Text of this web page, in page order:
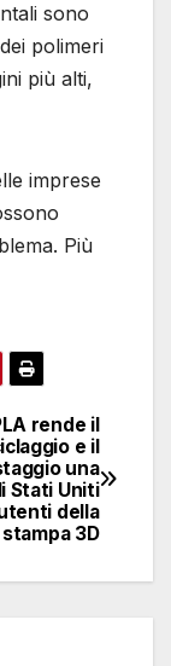
sono
polimeri
più alti,
imprese
Più
rende il
e il
una
Stati Uniti
della
stampa 3D